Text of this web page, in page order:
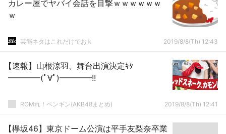
カレー屋でヤバイ会話を目撃ｗｗｗｗｗｗ
ｗ
芸能ネタはこれだけでおｋ 2019/8/8(Th) 12:43
【速報】山根涼羽、舞台出演決定ｷﾀ
━━━━(ﾟ∀ﾟ)━━━━!!
ROMれ！ペンギン(AKB48まとめ) 2019/8/8(Th) 12:41
【欅坂46】東京ドーム公演は平手友梨奈卒業